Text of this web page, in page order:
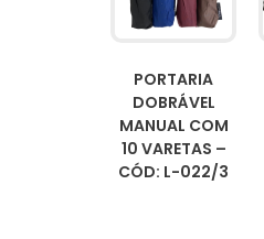
PORTARIA
DOBRÁVEL
MANUAL COM
10 VARETAS –
CÓD: L-022/3